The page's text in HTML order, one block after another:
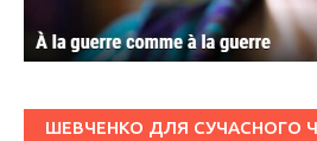
ШЕВЧЕНКО ДЛЯ СУЧАСНОГО